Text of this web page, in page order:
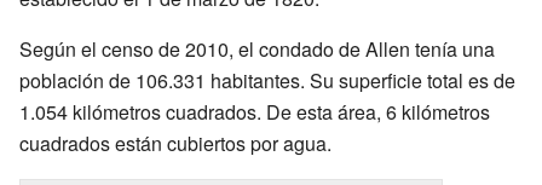
Según el censo de 2010, el condado de Allen tenía una
población de 106.331 habitantes. Su superficie total es de
1.054 kilómetros cuadrados. De esta área, 6 kilómetros
cuadrados están cubiertos por agua.